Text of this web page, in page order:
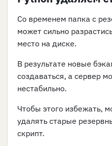
Со временем папка с
может сильно
место на диске.
В результате новые
создаваться, а сервер
нестабильно.
Чтобы этого избежать,
удалять старые
скрипт.